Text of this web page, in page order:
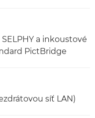
a inkoustové
PictBridge
síť LAN)